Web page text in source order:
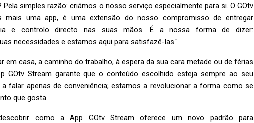
Pela simples razão: criámos o nosso serviço especialmente para si. O GOtv
mais uma app, é uma extensão do nosso compromisso de entregar
e controlo directo nas suas mãos. É a nossa forma de dizer:
necessidades e estamos aqui para satisfazê-las."
em casa, a caminho do trabalho, à espera da sua cara metade ou de férias
GOtv Stream garante que o conteúdo escolhido esteja sempre ao seu
falar apenas de conveniência; estamos a revolucionar a forma como se
que gosta.
como a App GOtv Stream oferece um novo padrão para